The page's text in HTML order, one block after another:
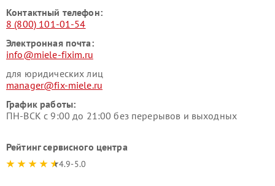
Контактный телефон:
8 (800) 101-01-54
Электронная почта:
info@miele-fixim.ru
для юридических лиц
manager@fix-miele.ru
График работы:
ПН-ВСК с 9:00 до 21:00 без перерывов и выходных
Рейтинг сервисного центра
4.9-5.0